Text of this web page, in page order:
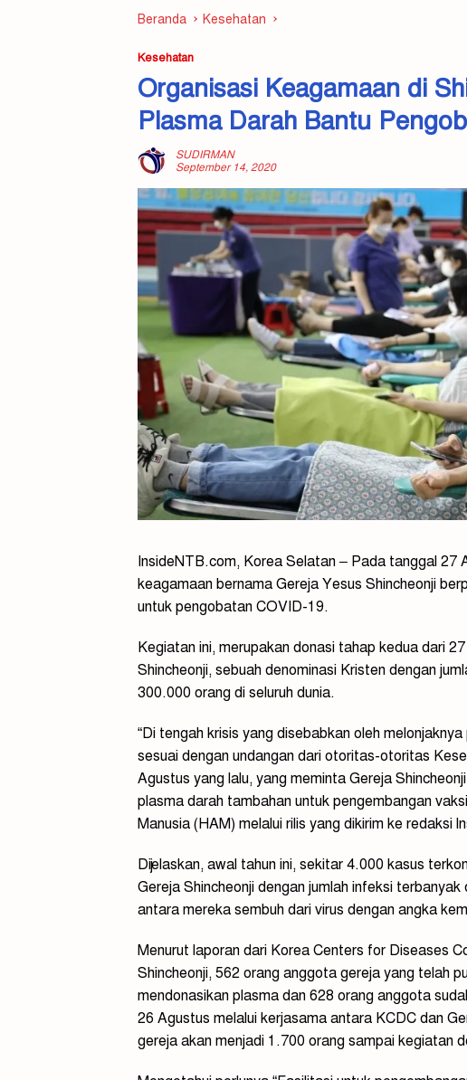
Beranda Kesehatan
Kesehatan
Organisasi Keagamaan di
Plasma Darah Bantu
SUDIRMAN
September 14, 2020
InsideNTB.com, Korea Selatan – Pada tanggal 27
keagamaan bernama Gereja Yesus Shincheonji
untuk pengobatan COVID-19.
Kegiatan ini, merupakan donasi tahap kedua dari
Shincheonji, sebuah denominasi Kristen dengan
300.000 orang di seluruh dunia.
“Di tengah krisis yang disebabkan oleh
sesuai dengan undangan dari otoritas-otoritas
Agustus yang lalu, yang meminta Gereja
plasma darah tambahan untuk pengembangan
Manusia (HAM) melalui rilis yang dikirim ke redaksi
Dijelaskan, awal tahun ini, sekitar 4.000 kasus
Gereja Shincheonji dengan jumlah infeksi
antara mereka sembuh dari virus dengan angka
Menurut laporan dari Korea Centers for Diseases
Shincheonji, 562 orang anggota gereja yang telah
mendonasikan plasma dan 628 orang anggota
26 Agustus melalui kerjasama antara KCDC dan
gereja akan menjadi 1.700 orang sampai kegiatan